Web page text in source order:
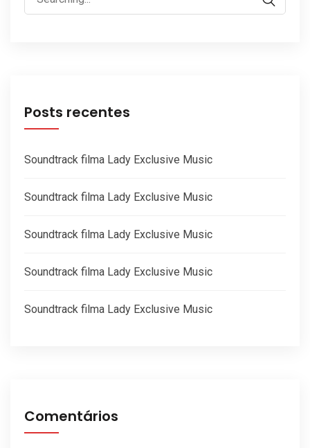
for:
Posts recentes
Soundtrack filma Lady Exclusive Music
Soundtrack filma Lady Exclusive Music
Soundtrack filma Lady Exclusive Music
Soundtrack filma Lady Exclusive Music
Soundtrack filma Lady Exclusive Music
Comentários